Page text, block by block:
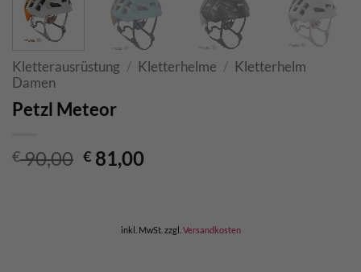
Kletterausrüstung / Kletterhelme / Kletterhelm
Damen
Petzl Meteor
€90,00 Ursprünglicher
€ 81,00Aktueller
inkl. MwSt. zzgl. Versandkosten